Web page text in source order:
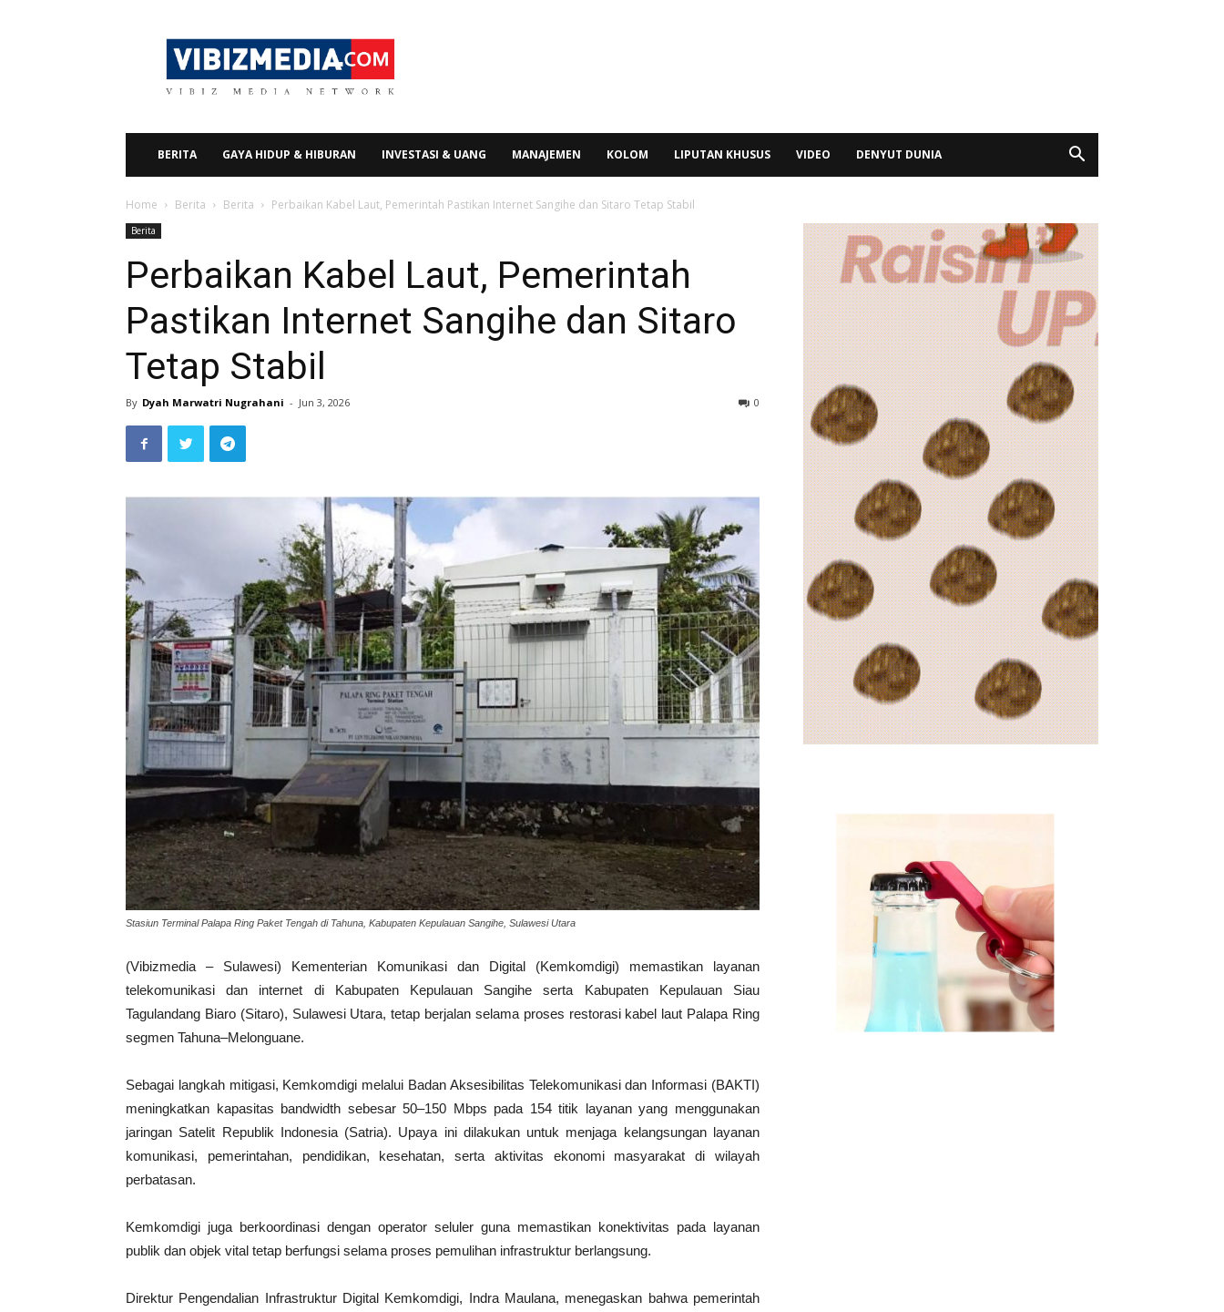
Vibizmedia.com
BERITA GAYA HIDUP & HIBURAN INVESTASI & UANG MANAJEMEN KOLOM LIPUTAN KHUSUS VIDEO DENYUT DUNIA
Home Berita Berita Perbaikan Kabel Laut, Pemerintah Pastikan Internet Sangihe dan Sitaro Tetap Stabil
Berita
Perbaikan Kabel Laut, Pemerintah
Pastikan Internet Sangihe dan Sitaro
Tetap Stabil
By Dyah Marwatri Nugrahani - Jun 3, 2026 0
Stasiun Terminal Palapa Ring Paket Tengah di Tahuna, Kabupaten Kepulauan Sangihe, Sulawesi Utara
(Vibizmedia – Sulawesi) Kementerian Komunikasi dan Digital (Kemkomdigi) memastikan layanan
telekomunikasi dan internet di Kabupaten Kepulauan Sangihe serta Kabupaten Kepulauan Siau
Tagulandang Biaro (Sitaro), Sulawesi Utara, tetap berjalan selama proses restorasi kabel laut Palapa Ring
segmen Tahuna–Melonguane.
Sebagai langkah mitigasi, Kemkomdigi melalui Badan Aksesibilitas Telekomunikasi dan Informasi (BAKTI)
meningkatkan kapasitas bandwidth sebesar 50–150 Mbps pada 154 titik layanan yang menggunakan
jaringan Satelit Republik Indonesia (Satria). Upaya ini dilakukan untuk menjaga kelangsungan layanan
komunikasi, pemerintahan, pendidikan, kesehatan, serta aktivitas ekonomi masyarakat di wilayah
perbatasan.
Kemkomdigi juga berkoordinasi dengan operator seluler guna memastikan konektivitas pada layanan
publik dan objek vital tetap berfungsi selama proses pemulihan infrastruktur berlangsung.
Direktur Pengendalian Infrastruktur Digital Kemkomdigi, Indra Maulana, menegaskan bahwa pemerintah